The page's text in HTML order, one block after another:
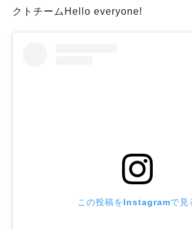
クトチームHello everyone!
この投稿をInstagramで見